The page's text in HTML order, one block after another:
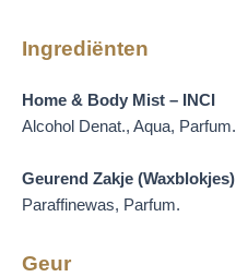
Ingrediënten
Home & Body Mist – INCI
Alcohol Denat., Aqua, Parfum.
Geurend Zakje (Waxblokjes)
Paraffinewas, Parfum.
Geur